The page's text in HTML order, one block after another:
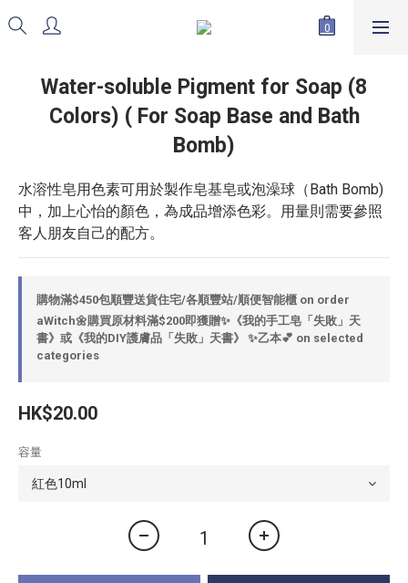
Water-soluble Pigment for Soap (8
Colors) ( For Soap Base and Bath
Bomb)
水溶性皂用色素可用於製作皂基皂或泡澡球（Bath Bomb)
中，加上心怡的顏色，為成品增添色彩。用量則需要參照
客人朋友自己的配方。
購物滿$450包順豐送貨住宅/各順豐站/順便智能櫃 on order
aWitch🌼購買原材料滿$200即獲贈✨《我的手工皂「失敗」天
書》或《我的DIY護膚品「失敗」天書》 ✨乙本💕 on selected
categories
HK$20.00
容量